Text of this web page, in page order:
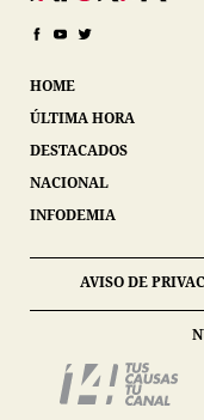
HOME
ÚLTIMA HORA
DESTACADOS
NACIONAL
INFODEMIA
AVISO DE